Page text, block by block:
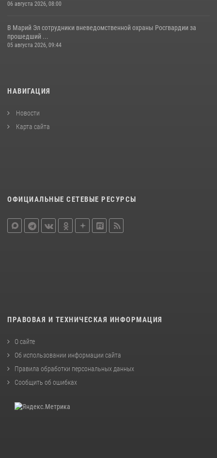
06 августа 2026, 08:00
В Марий Эл сотрудники вневедомственной охраны Росгвардии за
прошедший ...
05 августа 2026, 09:44
НАВИГАЦИЯ
Новости
Карта сайта
ОФИЦИАЛЬНЫЕ СЕТЕВЫЕ РЕСУРСЫ
ПРАВОВАЯ И ТЕХНИЧЕСКАЯ ИНФОРМАЦИЯ
О сайте
Об использовании информации сайта
Правила обработки персональных данных
Сообщить об ошибках